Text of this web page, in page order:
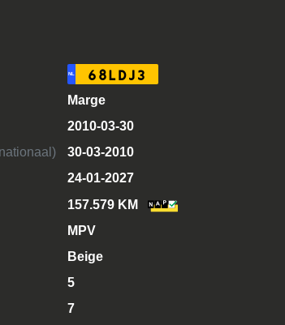
NL 68LDJ3
Marge
2010-03-30
30-03-2010
24-01-2027
157.579 KM
MPV
Beige
5
7